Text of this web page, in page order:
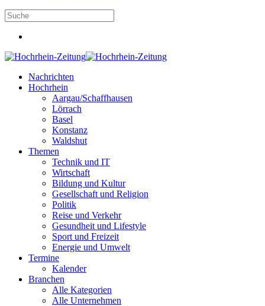
Nachrichten
Hochrhein
Aargau/Schaffhausen
Lörrach
Basel
Konstanz
Waldshut
Themen
Technik und IT
Wirtschaft
Bildung und Kultur
Gesellschaft und Religion
Politik
Reise und Verkehr
Gesundheit und Lifestyle
Sport und Freizeit
Energie und Umwelt
Termine
Kalender
Branchen
Alle Kategorien
Alle Unternehmen